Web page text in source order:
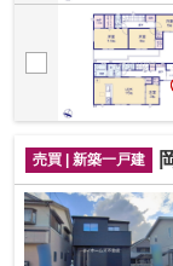
売買 | 新築一戸建